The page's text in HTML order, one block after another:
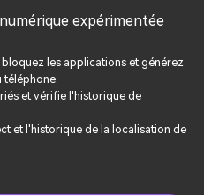
de Vos Enfants
Gratuit
Écoles
expérimentée
les applications et générez
téléphone.
et vérifie l'historique de
et l'historique de la localisation de